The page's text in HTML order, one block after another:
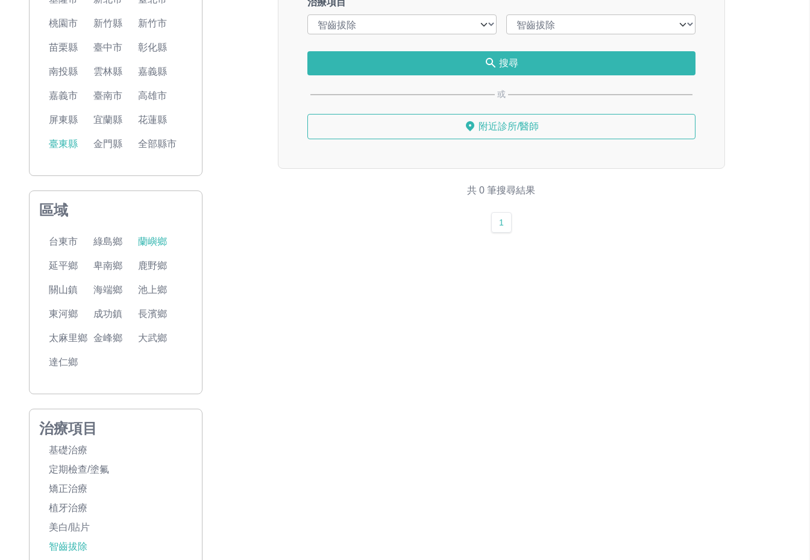
桃園市 新竹縣 新竹市
苗栗縣 臺中市 彰化縣
南投縣 雲林縣 嘉義縣
嘉義市 臺南市 高雄市
屏東縣 宜蘭縣 花蓮縣
臺東縣 金門縣 全部縣市
區域
台東市 綠島鄉 蘭嶼鄉
延平鄉 卑南鄉 鹿野鄉
關山鎮 海端鄉 池上鄉
東河鄉 成功鎮 長濱鄉
太麻里鄉 金峰鄉 大武鄉
達仁鄉
治療項目
基礎治療
定期檢查/塗氟
矯正治療
植牙治療
美白/貼片
智齒拔除
治療項目
搜尋
或
附近診所/醫師
共 0 筆搜尋結果
1